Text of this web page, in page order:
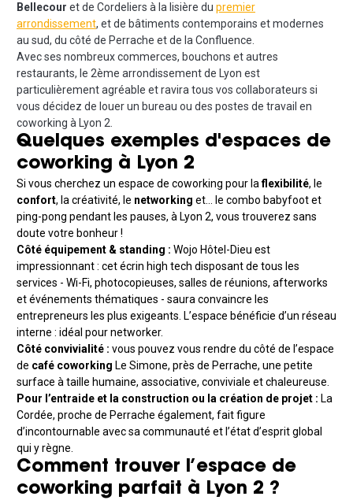
Bellecour et de Cordeliers à la lisière du premier
arrondissement, et de bâtiments contemporains et modernes
au sud, du côté de Perrache et de la Confluence.
Avec ses nombreux commerces, bouchons et autres
restaurants, le 2ème arrondissement de Lyon est
particulièrement agréable et ravira tous vos collaborateurs si
vous décidez de louer un bureau ou des postes de travail en
coworking à Lyon 2.
Quelques exemples d'espaces de
coworking à Lyon 2
Si vous cherchez un espace de coworking pour laflexibilité, le
confort, la créativité, le networking et… le combo babyfoot et
ping-pong pendant les pauses, à Lyon 2, vous trouverez sans
doute votre bonheur !
Côté équipement & standing : Wojo Hôtel-Dieu est
impressionnant : cet écrin high tech disposant de tous les
services - Wi-Fi, photocopieuses, salles de réunions, afterworks
et événements thématiques - saura convaincre les
entrepreneurs les plus exigeants. L’espace bénéficie d’un réseau
interne : idéal pour networker.
Côté convivialité : vous pouvez vous rendre du côté de l’espace
de café coworking Le Simone, près de Perrache, une petite
surface à taille humaine, associative, conviviale et chaleureuse.
Pour l’entraide et la construction ou la création de projet : La
Cordée, proche de Perrache également, fait figure
d’incontournable avec sa communauté et l’état d’esprit global
qui y règne.
Comment trouver l’espace de
coworking parfait à Lyon 2 ?